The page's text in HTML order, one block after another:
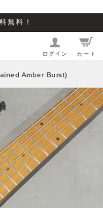
無料！
ログイン カート
Amber Burst)